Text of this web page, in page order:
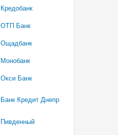
Кредобанк
ОТП Банк
Ощадбанк
Монобанк
Окси Банк
Банк Кредит Днепр
Пивденный